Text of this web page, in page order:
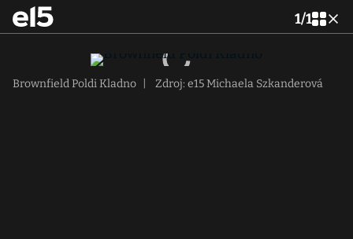
1/1
Brownfield Poldi Kladno Zdroj: e15 Michaela Szkanderová